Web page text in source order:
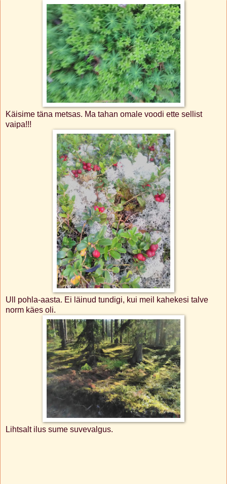
Käisime täna metsas. Ma tahan omale voodi ette sellist
vaipa!!!
Ull pohla-aasta. Ei läinud tundigi, kui meil kahekesi talve
norm käes oli.
Lihtsalt ilus sume suvevalgus.